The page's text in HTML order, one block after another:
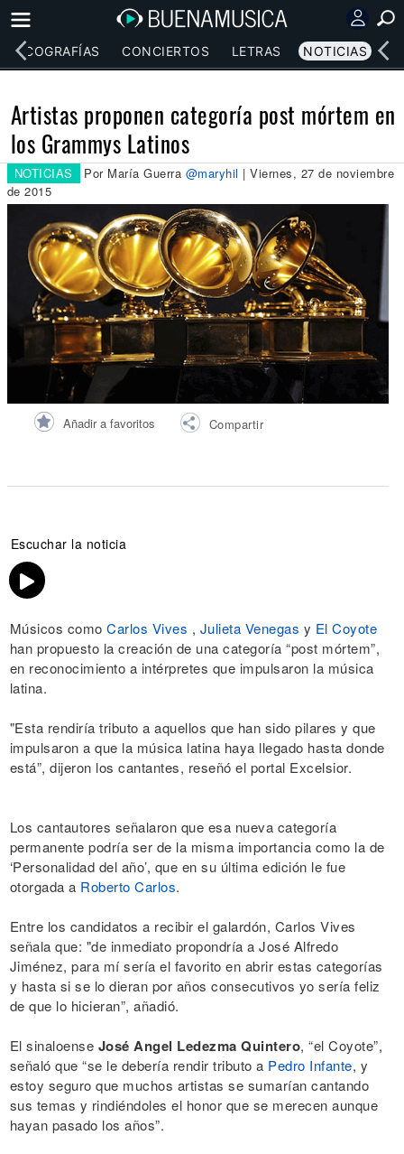
DISCOGRAFÍAS CONCIERTOS LETRAS NOTICIAS
Artistas proponen categoría post mórtem en
los Grammys Latinos
NOTICIAS Por María Guerra @maryhil | Viernes, 27 de noviembre
de 2015
Añadir a favoritos Compartir
Escuchar la noticia
Músicos como Carlos Vives , Julieta Venegas y El Coyote
han propuesto la creación de una categoría “post mórtem”,
en reconocimiento a intérpretes que impulsaron la música
latina.
"Esta rendiría tributo a aquellos que han sido pilares y que
impulsaron a que la música latina haya llegado hasta donde
está”, dijeron los cantantes, reseñó el portal Excelsior.
Los cantautores señalaron que esa nueva categoría
permanente podría ser de la misma importancia como la de
‘Personalidad del año’, que en su última edición le fue
otorgada a Roberto Carlos.
Entre los candidatos a recibir el galardón, Carlos Vives
señala que: "de inmediato propondría a José Alfredo
Jiménez, para mí sería el favorito en abrir estas categorías
y hasta si se lo dieran por años consecutivos yo sería feliz
de que lo hicieran”, añadió.
El sinaloense José Angel Ledezma Quintero, “el Coyote”,
señaló que “se le debería rendir tributo a Pedro Infante, y
estoy seguro que muchos artistas se sumarían cantando
sus temas y rindiéndoles el honor que se merecen aunque
hayan pasado los años”.